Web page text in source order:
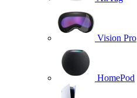
Vision Pro
HomePod